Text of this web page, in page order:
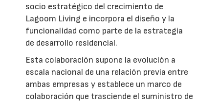
socio estratégico del crecimiento de
Lagoom Living e incorpora el diseño y la
funcionalidad como parte de la estrategia
de desarrollo residencial.
Esta colaboración supone la evolución a
escala nacional de una relación previa entre
ambas empresas y establece un marco de
colaboración que trasciende el suministro de